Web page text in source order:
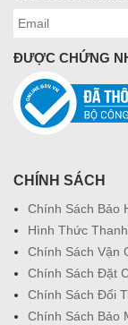
ĐƯỢC CHỨNG
CHÍNH SÁCH
Chính Sách Bảo
Hình Thức
Chính Sách Vận
Chính Sách Đặt
Chính Sách Đổi
Chính Sách Bảo